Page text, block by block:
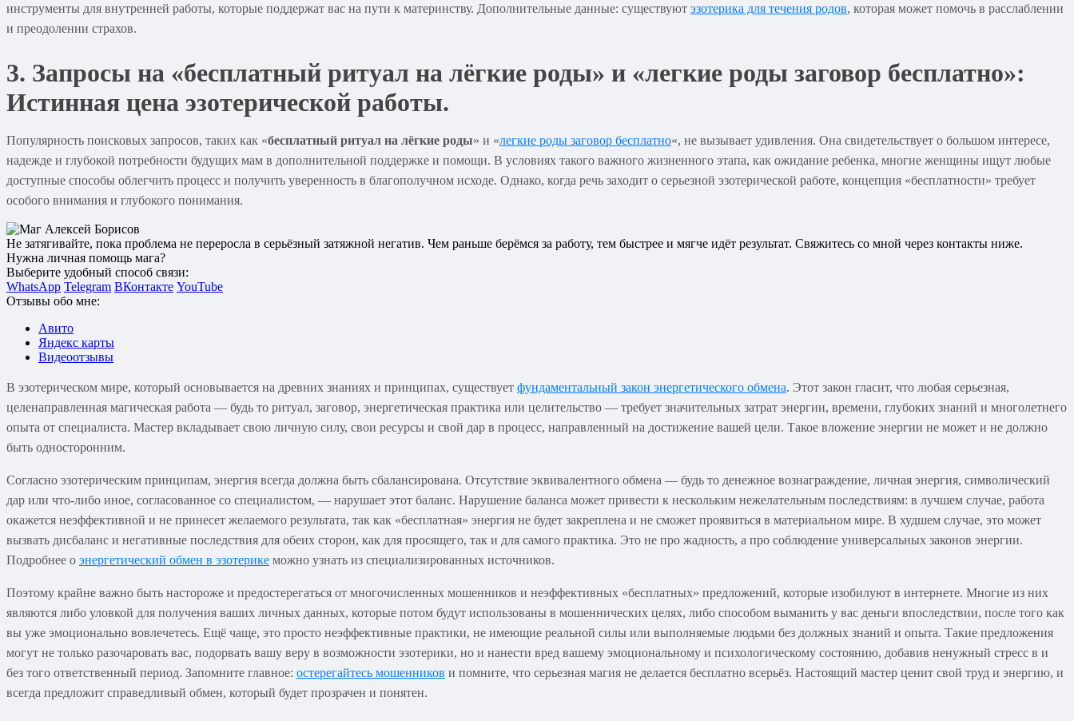
инструменты для внутренней работы, которые поддержат вас на пути к материнству. Дополнительные данные: существуют эзотерика для течения родов, которая может помочь в расслаблении
и преодолении страхов.
3. Запросы на «бесплатный ритуал на лёгкие роды» и «легкие роды заговор бесплатно»:
Истинная цена эзотерической работы.
Популярность поисковых запросов, таких как «бесплатный ритуал на лёгкие роды» и «легкие роды заговор бесплатно«, не вызывает удивления. Она свидетельствует о большом интересе,
надежде и глубокой потребности будущих мам в дополнительной поддержке и помощи. В условиях такого важного жизненного этапа, как ожидание ребенка, многие женщины ищут любые
доступные способы облегчить процесс и получить уверенность в благополучном исходе. Однако, когда речь заходит о серьезной эзотерической работе, концепция «бесплатности» требует
особого внимания и глубокого понимания.
Не затягивайте, пока проблема не переросла в серьёзный затяжной негатив. Чем раньше берёмся за работу, тем быстрее и мягче идёт результат. Свяжитесь со мной через контакты ниже.
Нужна личная помощь мага?
Выберите удобный способ связи:
WhatsApp Telegram ВКонтакте YouTube
Отзывы обо мне:
Авито
Яндекс карты
Видеоотзывы
В эзотерическом мире, который основывается на древних знаниях и принципах, существует фундаментальный закон энергетического обмена. Этот закон гласит, что любая серьезная,
целенаправленная магическая работа — будь то ритуал, заговор, энергетическая практика или целительство — требует значительных затрат энергии, времени, глубоких знаний и многолетнего
опыта от специалиста. Мастер вкладывает свою личную силу, свои ресурсы и свой дар в процесс, направленный на достижение вашей цели. Такое вложение энергии не может и не должно
быть односторонним.
Согласно эзотерическим принципам, энергия всегда должна быть сбалансирована. Отсутствие эквивалентного обмена — будь то денежное вознаграждение, личная энергия, символический
дар или что-либо иное, согласованное со специалистом, — нарушает этот баланс. Нарушение баланса может привести к нескольким нежелательным последствиям: в лучшем случае, работа
окажется неэффективной и не принесет желаемого результата, так как «бесплатная» энергия не будет закреплена и не сможет проявиться в материальном мире. В худшем случае, это может
вызвать дисбаланс и негативные последствия для обеих сторон, как для просящего, так и для самого практика. Это не про жадность, а про соблюдение универсальных законов энергии.
Подробнее о энергетический обмен в эзотерике можно узнать из специализированных источников.
Поэтому крайне важно быть настороже и предостерегаться от многочисленных мошенников и неэффективных «бесплатных» предложений, которые изобилуют в интернете. Многие из них
являются либо уловкой для получения ваших личных данных, которые потом будут использованы в мошеннических целях, либо способом выманить у вас деньги впоследствии, после того как
вы уже эмоционально вовлечетесь. Ещё чаще, это просто неэффективные практики, не имеющие реальной силы или выполняемые людьми без должных знаний и опыта. Такие предложения
могут не только разочаровать вас, подорвать вашу веру в возможности эзотерики, но и нанести вред вашему эмоциональному и психологическому состоянию, добавив ненужный стресс в и
без того ответственный период. Запомните главное: остерегайтесь мошенников и помните, что серьезная магия не делается бесплатно всерьёз. Настоящий мастер ценит свой труд и энергию, и
всегда предложит справедливый обмен, который будет прозрачен и понятен.